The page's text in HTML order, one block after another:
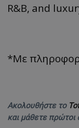
R&B, and
*Με
Ακολουθήστε το
και μάθετε πρώτοι